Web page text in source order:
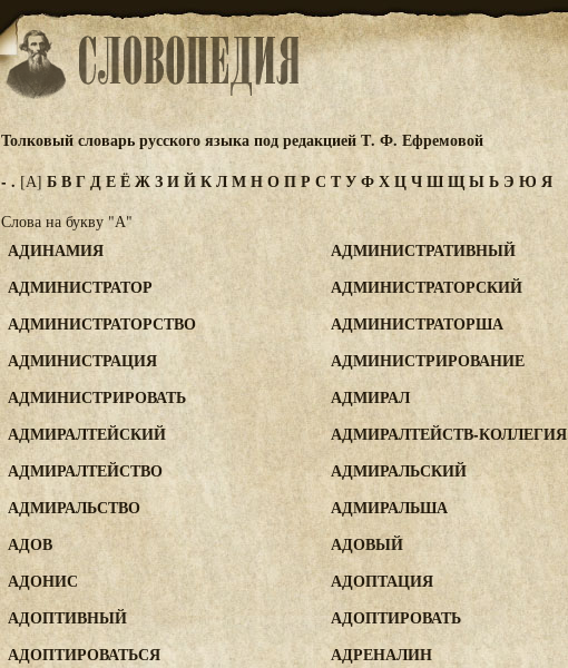
Толковый словарь русского языка под редакцией Т. Ф. Ефремовой
-. [А] БВГДЕЁЖЗИЙКЛМНОПР С ТУФХЦЧШЩЫЬ Э Ю Я
Слова на букву "А"
АДИНАМИЯ
АДМИНИСТРАТИВНЫЙ
АДМИНИСТРАТОР
АДМИНИСТРАТОРСКИЙ
АДМИНИСТРАТОРСТВО
АДМИНИСТРАТОРША
АДМИНИСТРАЦИЯ
АДМИНИСТРИРОВАНИЕ
АДМИНИСТРИРОВАТЬ
АДМИРАЛ
АДМИРАЛТЕЙСКИЙ
АДМИРАЛТЕЙСТВ-КОЛЛЕГИЯ
АДМИРАЛТЕЙСТВО
АДМИРАЛЬСКИЙ
АДМИРАЛЬСТВО
АДМИРАЛЬША
АДОВ
АДОВЫЙ
АДОНИС
АДОПТАЦИЯ
АДОПТИВНЫЙ
АДОПТИРОВАТЬ
АДОПТИРОВАТЬСЯ
АДРЕНАЛИН